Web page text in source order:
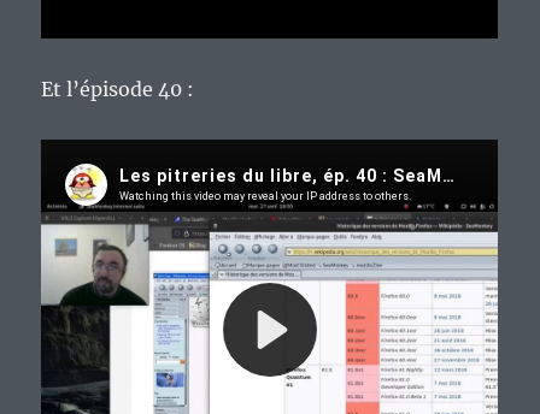
Et l’épisode 40 :